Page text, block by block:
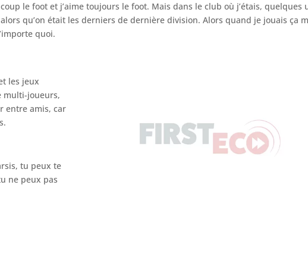
le foot et j’aime toujours le foot. Mais dans le club où j’étais, quelques
qu’on était les derniers de dernière division. Alors quand je jouais ça
quoi.
les jeux
multi-joueurs,
entre amis, car
tu peux te
ne peux pas